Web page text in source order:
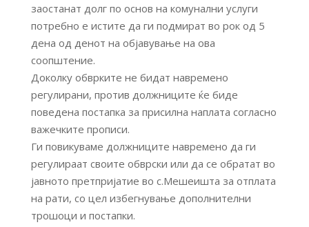
заостанат долг по основ на комунални услуги
потребно е истите да ги подмират во рок од 5
дена од денот на објавување на ова
соопштение.
Доколку обврките не бидат навремено
регулирани, против должниците ќе биде
поведена постапка за присилна наплата согласно
важечките прописи.
Ги повикуваме должниците навремено да ги
регулираат своите обврски или да се обратат во
јавното претпријатие во с.Мешеишта за отплата
на рати, со цел избегнување дополнителни
трошоци и постапки.